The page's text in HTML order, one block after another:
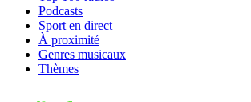
Podcasts
Sport en direct
À proximité
Genres musicaux
Thèmes